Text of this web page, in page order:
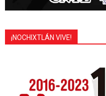
¡NOCHIXTLÁN VIVE!